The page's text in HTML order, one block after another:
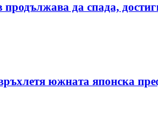
да спада,
южната японска